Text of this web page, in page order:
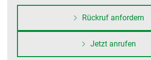
Rückruf anfordern
Jetzt anrufen